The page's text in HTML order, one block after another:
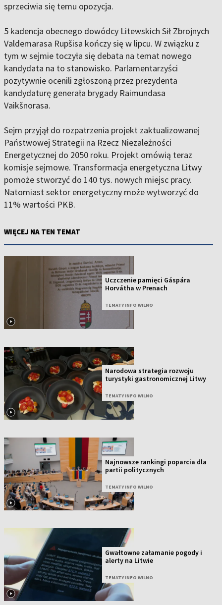
sprzeciwia się temu opozycja.
5 kadencja obecnego dowódcy Litewskich Sił Zbrojnych
Valdemarasa Rupšisa kończy się w lipcu. W związku z
tym w sejmie toczyła się debata na temat nowego
kandydata na to stanowisko. Parlamentarzyści
pozytywnie ocenili zgłoszoną przez prezydenta
kandydaturę generała brygady Raimundasa
Vaikšnorasa.
Sejm przyjął do rozpatrzenia projekt zaktualizowanej
Państwowej Strategii na Rzecz Niezależności
Energetycznej do 2050 roku. Projekt omówią teraz
komisje sejmowe. Transformacja energetyczna Litwy
pomoże stworzyć do 140 tys. nowych miejsc pracy.
Natomiast sektor energetyczny może wytworzyć do
11% wartości PKB.
WIĘCEJ NA TEN TEMAT
Uczczenie pamięci Gáspára
Horvátha w Prenach
TEMATY INFO WILNO
Narodowa strategia rozwoju
turystyki gastronomicznej Litwy
TEMATY INFO WILNO
Najnowsze rankingi poparcia dla
partii politycznych
TEMATY INFO WILNO
Gwałtowne załamanie pogody i
alerty na Litwie
TEMATY INFO WILNO